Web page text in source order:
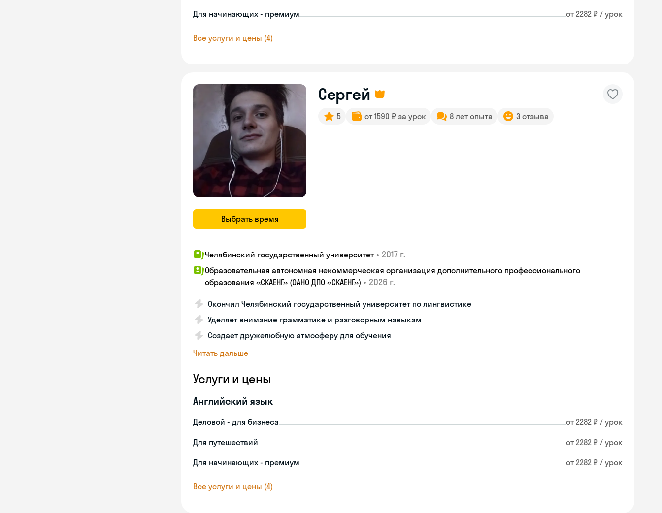
Для начинающих - премиум от 2282 ₽ / урок
Все услуги и цены (4)
Выбрать время
Сергей
5 от 1590 ₽ за урок 8 лет опыта 3 отзыва
Челябинский государственный университет • 2017 г.
Образовательная автономная некоммерческая организация дополнительного профессионального
образования «СКАЕНГ» (ОАНО ДПО «СКАЕНГ») • 2026 г.
Окончил Челябинский государственный университет по лингвистике
Уделяет внимание грамматике и разговорным навыкам
Создает дружелюбную атмосферу для обучения
Читать дальше
Услуги и цены
Английский язык
Деловой - для бизнеса от 2282 ₽ / урок
Для путешествий от 2282 ₽ / урок
Для начинающих - премиум от 2282 ₽ / урок
Все услуги и цены (4)